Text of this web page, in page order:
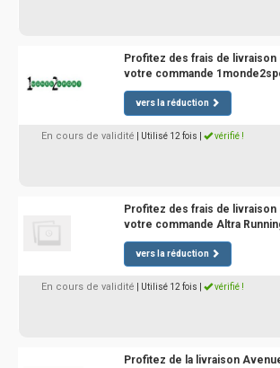
Profitez des frais de livraison
votre commande
vers la réduction
En cours de validité | Utilisé 12 fois vérifié !
Profitez des frais de livraison
votre commande Altra
vers la réduction
En cours de validité | Utilisé 12 fois vérifié !
Profitez de la livraison